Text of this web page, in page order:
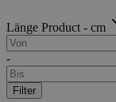
Länge Product - cm
-
Filter